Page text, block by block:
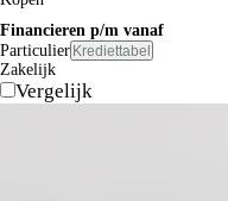
Financieren p/m vanaf
Particulier Krediettabel
Zakelijk
Vergelijk